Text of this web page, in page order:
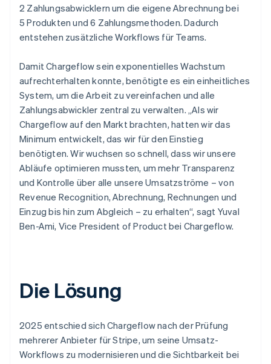
2 Zahlungsabwicklern um die eigene Abrechnung bei
5 Produkten und 6 Zahlungsmethoden. Dadurch
entstehen zusätzliche Workflows für Teams.
Damit Chargeflow sein exponentielles Wachstum
aufrechterhalten konnte, benötigte es ein einheitliches
System, um die Arbeit zu vereinfachen und alle
Zahlungsabwickler zentral zu verwalten. „Als wir
Chargeflow auf den Markt brachten, hatten wir das
Minimum entwickelt, das wir für den Einstieg
benötigten. Wir wuchsen so schnell, dass wir unsere
Abläufe optimieren mussten, um mehr Transparenz
und Kontrolle über alle unsere Umsatzströme – von
Revenue Recognition, Abrechnung, Rechnungen und
Einzug bis hin zum Abgleich – zu erhalten“, sagt Yuval
Ben-Ami, Vice President of Product bei Chargeflow.
Die Lösung
2025 entschied sich Chargeflow nach der Prüfung
mehrerer Anbieter für Stripe, um seine Umsatz-
Workflows zu modernisieren und die Sichtbarkeit bei